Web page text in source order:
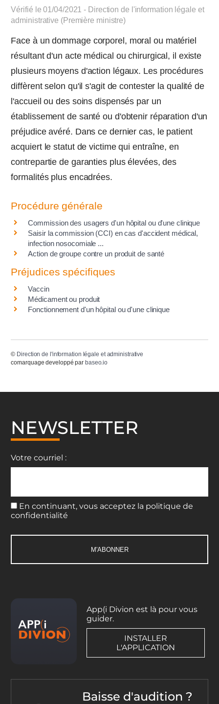
Vérifié le 01/04/2021 - Direction de l'information légale et
administrative (Première ministre)
Face à un dommage corporel, moral ou matériel
résultant d'un acte médical ou chirurgical, il existe
plusieurs moyens d'action légaux. Les procédures
diffèrent selon qu'il s'agit de contester la qualité de
l'accueil ou des soins dispensés par un
établissement de santé ou d'obtenir réparation d'un
préjudice avéré. Dans ce dernier cas, le patient
acquiert le statut de victime qui entraîne, en
contrepartie de garanties plus élevées, des
formalités plus encadrées.
Procédure générale
Commission des usagers d'un hôpital ou d'une clinique
Saisir la commission (CCI) en cas d'accident médical,
infection nosocomiale ...
Action de groupe contre un produit de santé
Préjudices spécifiques
Vaccin
Médicament ou produit
Fonctionnement d'un hôpital ou d'une clinique
© Direction de l'information légale et administrative
comarquage developpé par baseo.io
NEWSLETTER
Votre courriel :
En continuant, vous acceptez la politique de
confidentialité
App(i Divion est là pour vous
guider.
INSTALLER
L'APPLICATION
Baisse d'audition ?